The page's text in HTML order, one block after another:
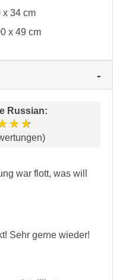
x 34 cm
x 49 cm
Russian:
war flott, was will
Sehr gerne wieder!